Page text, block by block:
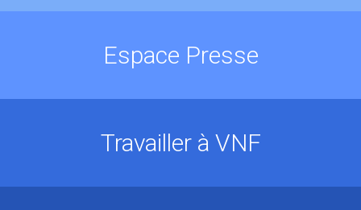
Espace Presse
Travailler à VNF